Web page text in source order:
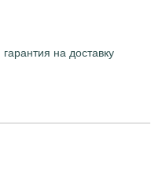
на доставку